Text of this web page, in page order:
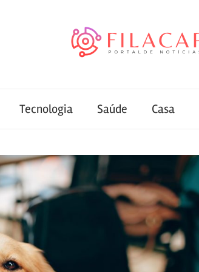
Tecnologia Saúde Casa